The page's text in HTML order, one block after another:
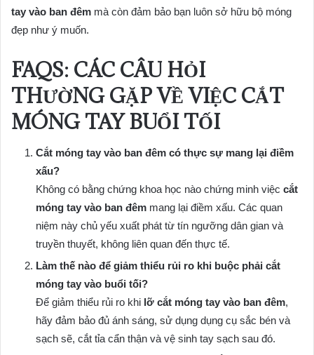
tay vào ban đêm mà còn đảm bảo bạn luôn sở hữu bộ móng
đẹp như ý muốn.
FAQS: CÁC CÂU HỎI
THƯỜNG GẶP VỀ VIỆC CẮT
MÓNG TAY BUỔI TỐI
Cắt móng tay vào ban đêm có thực sự mang lại điềm
xấu?
Không có bằng chứng khoa học nào chứng minh việc cắt
móng tay vào ban đêm mang lại điềm xấu. Các quan
niệm này chủ yếu xuất phát từ tín ngưỡng dân gian và
truyền thuyết, không liên quan đến thực tế.
Làm thế nào để giảm thiểu rủi ro khi buộc phải cắt
móng tay vào buổi tối?
Để giảm thiểu rủi ro khi lỡ cắt móng tay vào ban đêm,
hãy đảm bảo đủ ánh sáng, sử dụng dụng cụ sắc bén và
sạch sẽ, cắt tỉa cẩn thận và vệ sinh tay sạch sau đó.